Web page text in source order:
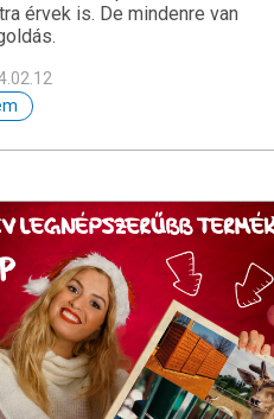
érvek is. De mindenre van